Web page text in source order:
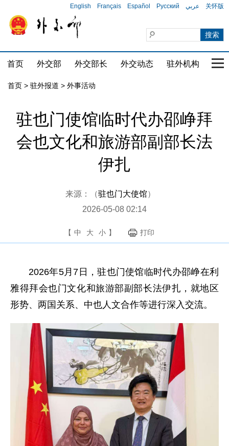
English Français Español Русский عربي 关怀版
首页 外交部 外交部长 外交动态 驻外机构 国
首页 > 驻外报道 > 外事活动
驻也门使馆临时代办邵峥拜
会也文化和旅游部副部长法
伊扎
来源：（驻也门大使馆）
2026-05-08 02:14
【 中 大 小 】 打印
2026年5月7日，驻也门使馆临时代办邵峥在利
雅得拜会也门文化和旅游部副部长法伊扎，就地区
形势、两国关系、中也人文合作等进行深入交流。